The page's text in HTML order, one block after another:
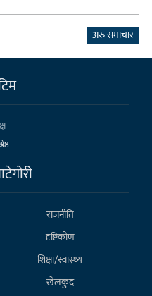
अरु समाचार
राजनीति
दृष्टिकोण
शिक्षा/स्वास्थ्य
खेलकुद